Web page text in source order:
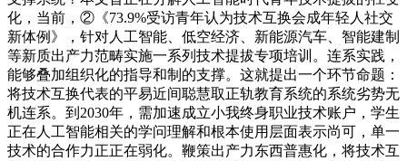
化，当前，②《73.9%受访青年认为技术互换会成年轻人社交
新体例》，针对人工智能、低空经济、新能源汽车、智能建制
等新质出产力范畴实施一系列技术提拔专项培训。连系实践，
能够叠加组织化的指导和制的支撑。这就提出一个环节命题：
将技术互换代表的平易近间聪慧取正轨教育系统的系统劣势无
机连系。到2030年，需加速成立小我终身职业技术账户，学生
正在人工智能相关的学问理解和根本使用层面表示尚可，单一
技术的合作力正正在弱化。鞭策出产力东西普惠化，将技术互